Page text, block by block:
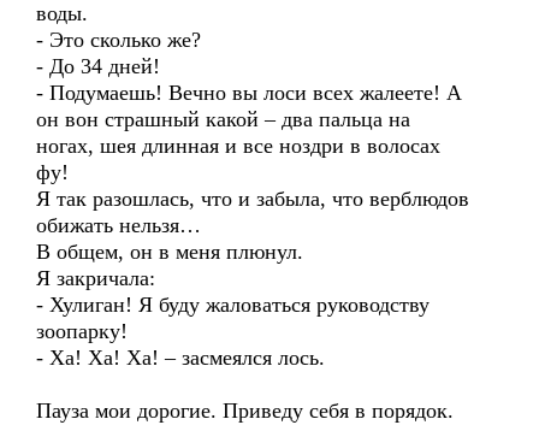
воды.
- Это сколько же?
- До 34 дней!
- Подумаешь! Вечно вы лоси всех жалеете! А
он вон страшный какой – два пальца на
ногах, шея длинная и все ноздри в волосах
фу!
Я так разошлась, что и забыла, что верблюдов
обижать нельзя…
В общем, он в меня плюнул.
Я закричала:
- Хулиган! Я буду жаловаться руководству
зоопарку!
- Ха! Ха! Ха! – засмеялся лось.
Пауза мои дорогие. Приведу себя в порядок.